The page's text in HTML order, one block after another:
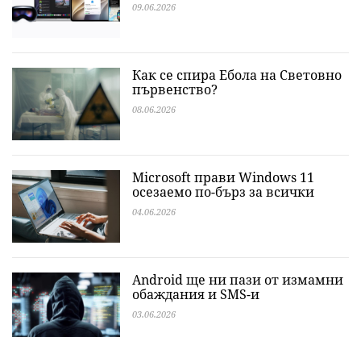
09.06.2026
Как се спира Ебола на Световно
първенство?
08.06.2026
Microsoft прави Windows 11
осезаемо по-бърз за всички
04.06.2026
Android ще ни пази от измамни
обаждания и SMS-и
03.06.2026